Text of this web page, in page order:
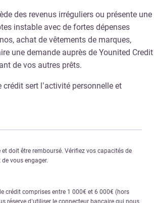
des revenus irréguliers ou présente une
instable avec de fortes dépenses
achat de vêtements de marques,
une demande auprès de Younited Credit
de vos autres prêts.
crédit sert l’activité personnelle et
doit être remboursé. Vérifiez vos capacités de
vous engager.
crédit comprises entre 1 000€ et 6 000€ (hors